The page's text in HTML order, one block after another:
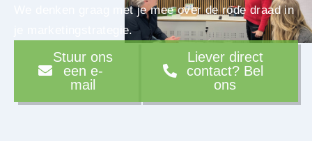
We denken graag met je mee over de rode draad in
je marketingstrategie.
Stuur ons
een e-
mail
Liever direct
contact? Bel
ons